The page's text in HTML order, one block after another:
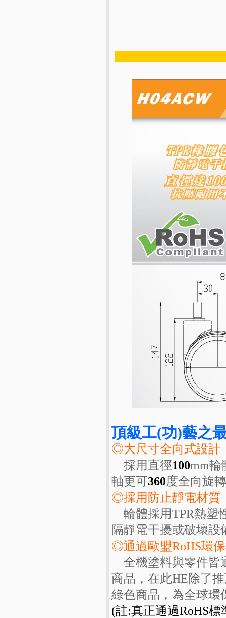
頂級工(功)藝之
◎大尺寸全向式設計
採用直徑100mm輪
軸更可360度全向旋
◎採用防止靜電材質
輪體採用TPR熱塑
隔靜電干擾或破壞
◎通過歐盟RoHS環
全機塗料與零件皆
商品，在此HE除了
綠色商品，為全球環
(註:真正通過RoHS